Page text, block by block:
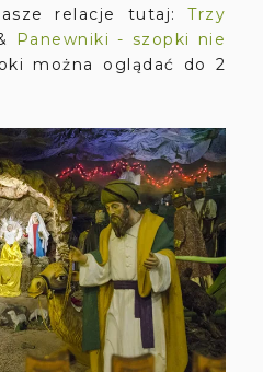
relacje tutaj:Trzy
Panewniki - szopki nie
można oglądać do 2